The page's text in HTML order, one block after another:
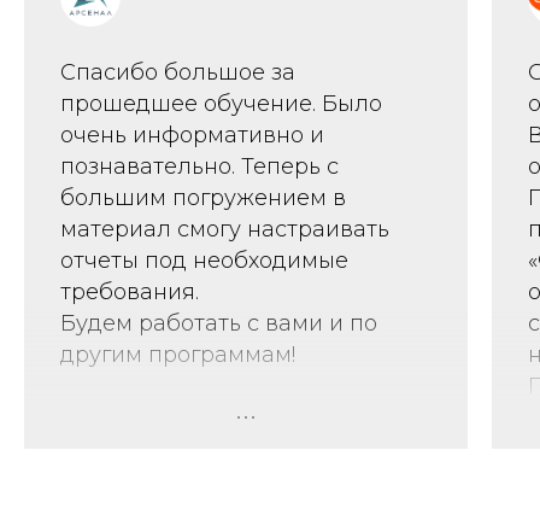
Спасибо большое за
прошедшее обучение. Было
очень информативно и
познавательно. Теперь с
большим погружением в
материал смогу настраивать
отчеты под необходимые
требования.
Будем работать с вами и по
другим программам!
Хочу еще раз поблагодарить